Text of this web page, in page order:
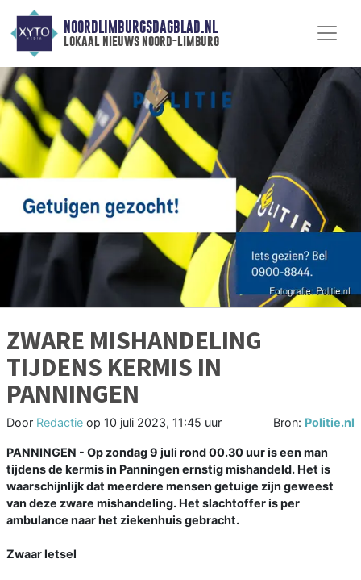
NOORDLIMBURGSDAGBLAD.NL
lokaal nieuws noord-limburg
ZWARE MISHANDELING
TIJDENS KERMIS IN
PANNINGEN
Door Redactie op 10 juli 2023, 11:45 uur Bron: Politie.nl
PANNINGEN - Op zondag 9 juli rond 00.30 uur is een man
tijdens de kermis in Panningen ernstig mishandeld. Het is
waarschijnlijk dat meerdere mensen getuige zijn geweest
van deze zware mishandeling. Het slachtoffer is per
ambulance naar het ziekenhuis gebracht.
Zwaar letsel